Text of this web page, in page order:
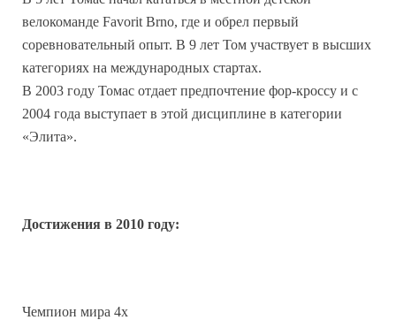
велокоманде Favorit Brno, где и обрел первый
соревновательный опыт. В 9 лет Том участвует в высших
категориях на международных стартах.
В 2003 году Томас отдает предпочтение фор-кроссу и с
2004 года выступает в этой дисциплине в категории
«Элита».
Достижения в 2010 году:
Чемпион мира 4х